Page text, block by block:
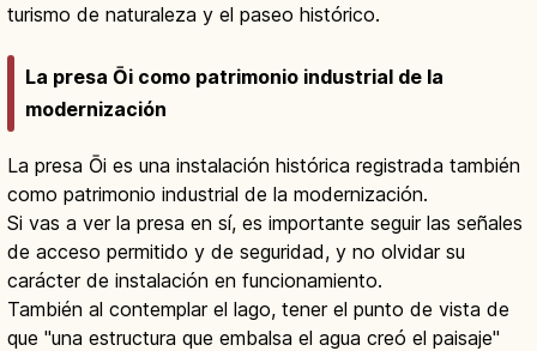
turismo de naturaleza y el paseo histórico.
La presa Ōi como patrimonio industrial de la
modernización
La presa Ōi es una instalación histórica registrada también
como patrimonio industrial de la modernización.
Si vas a ver la presa en sí, es importante seguir las señales
de acceso permitido y de seguridad, y no olvidar su
carácter de instalación en funcionamiento.
También al contemplar el lago, tener el punto de vista de
que "una estructura que embalsa el agua creó el paisaje"